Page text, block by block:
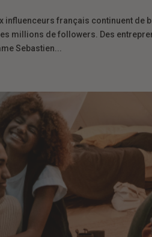
influenceurs français continuent
millions de followers. Des
Sebastien...